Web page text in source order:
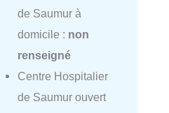
de Saumur à
domicile : non
renseigné
Centre Hospitalier
de Saumur ouvert